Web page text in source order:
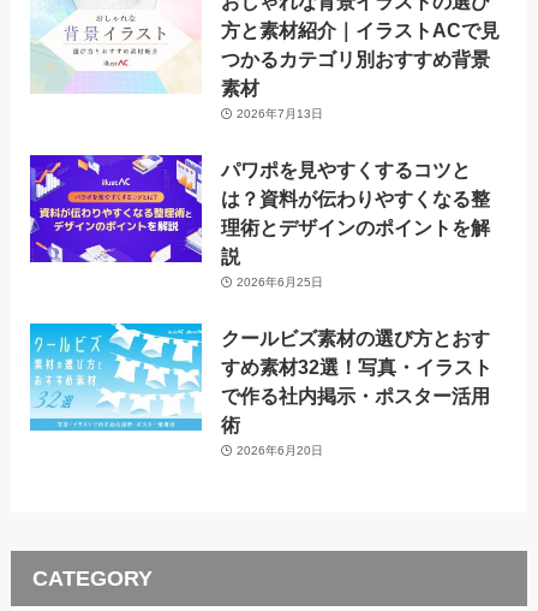
方と素材紹介｜イラストACで見
つかるカテゴリ別おすすめ背景
素材
2026年7月13日
パワポを見やすくするコツと
は？資料が伝わりやすくなる整
理術とデザインのポイントを解
説
2026年6月25日
クールビズ素材の選び方とおす
すめ素材32選！写真・イラスト
で作る社内掲示・ポスター活用
術
2026年6月20日
CATEGORY